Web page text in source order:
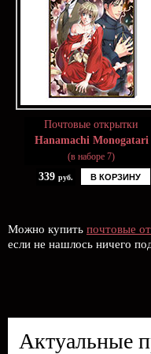
Почтовые открытки
Hanamachi Monogatari
(в наборе 7)
339 руб. В КОРЗИНУ
Можно купить почтовые
если не нашлось ничего
Актуальные